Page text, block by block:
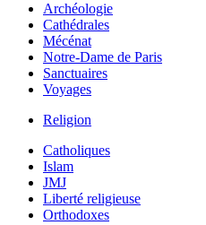
Archéologie
Cathédrales
Mécénat
Notre-Dame de Paris
Sanctuaires
Voyages
Religion
Catholiques
Islam
JMJ
Liberté religieuse
Orthodoxes